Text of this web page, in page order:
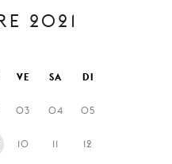
TICKETS &
ABONNEMENTS
VISITE
2021
VE SA DI
03 04 05
10 11 12